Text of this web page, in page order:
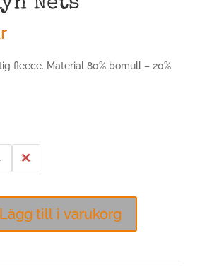
Nets
fleece. Material 80% bomull – 20%
XL
Lägg till i varukorg